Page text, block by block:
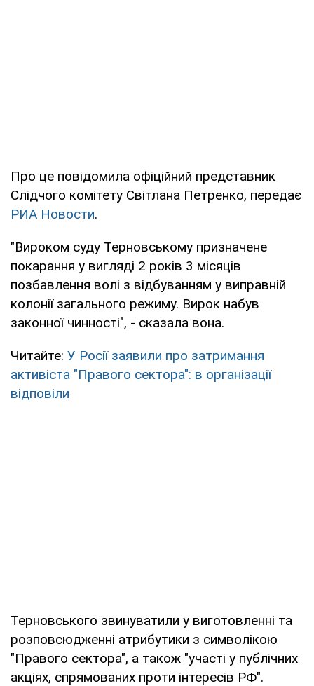
Про це повідомила офіційний представник
Слідчого комітету Світлана Петренко, передає
РИА Новости.
"Вироком суду Терновському призначене
покарання у вигляді 2 років 3 місяців
позбавлення волі з відбуванням у виправній
колонії загального режиму. Вирок набув
законної чинності", - сказала вона.
Читайте: У Росії заявили про затримання
активіста "Правого сектора": в організації
відповіли
Терновського звинуватили у виготовленні та
розповсюдженні атрибутики з символікою
"Правого сектора", а також "участі у публічних
акціях, спрямованих проти інтересів РФ".